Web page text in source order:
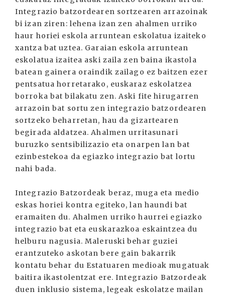
Integrazio batzordearen sortzearen arrazoinak
bi izan ziren: lehena izan zen ahalmen urriko
haur horiei eskola arruntean eskolatua izaiteko
xantza bat uztea. Garaian eskola arruntean
eskolatua izaitea aski zaila zen baina ikastola
batean gainera oraindik zailago ez baitzen ezer
pentsatua horretarako, euskaraz eskolatzea
borroka bat bilakatu zen. Aski fite hirugarren
arrazoin bat sortu zen integrazio batzordearen
sortzeko beharretan, hau da gizartearen
begirada aldatzea. Ahalmen urritasunari
buruzko sentsibilizazio eta onarpen lan bat
ezinbestekoa da egiazko integrazio bat lortu
nahi bada.
Integrazio Batzordeak beraz, muga eta medio
eskas horiei kontra egiteko, lan haundi bat
eramaiten du. Ahalmen urriko haurrei egiazko
integrazio bat eta euskarazkoa eskaintzea du
helburu nagusia. Maleruski behar guziei
erantzuteko askotan bere gain bakarrik
kontatu behar du Estatuaren medioak mugatuak
baitira ikastolentzat ere. Integrazio Batzordeak
duen inklusio sistema, legeak eskolatze mailan